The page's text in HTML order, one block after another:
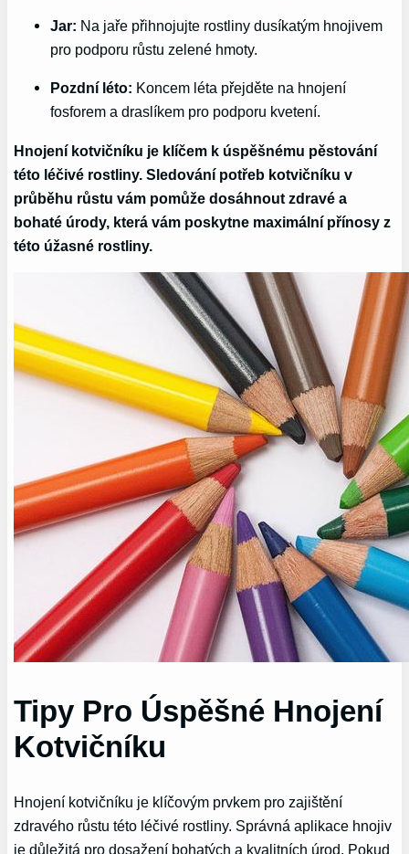
Jar: Na jaře přihnojujte rostliny dusíkatým hnojivem
pro podporu růstu zelené hmoty.
Pozdní léto: Koncem léta přejděte na hnojení
fosforem a draslíkem pro podporu kvetení.
Hnojení kotvičníku je klíčem k úspěšnému pěstování
této léčivé rostliny. Sledování potřeb kotvičníku v
průběhu růstu vám pomůže dosáhnout zdravé a
bohaté úrody, která vám poskytne maximální přínosy z
této úžasné rostliny.
Tipy Pro Úspěšné Hnojení
Kotvičníku
Hnojení kotvičníku je klíčovým prvkem pro zajištění
zdravého růstu této léčivé rostliny. Správná aplikace hnojiv
je důležitá pro dosažení bohatých a kvalitních úrod. Pokud